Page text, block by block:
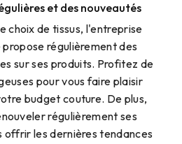
et des nouveautés
choix de tissus, l'entreprise
régulièrement des
sur ses produits. Profitez de
pour vous faire plaisir
budget couture. De plus,
régulièrement ses
offrir les dernières tendances